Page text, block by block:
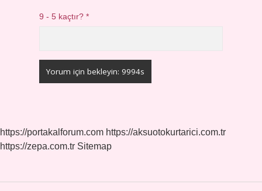
9 - 5 kaçtır?*
https://portakalforum.com https://aksuotokurtarici.com.tr
https://zepa.com.tr Sitemap